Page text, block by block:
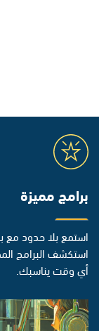
برامج مميزة
استمع بلا حدود مع
استكشف البرامج
أي وقت يناسبك.